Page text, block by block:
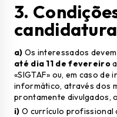
3.
a) Os interessados
até dia 11 de fevereiro
«SIGTAF» ou, em caso
informático, através dos
prontamente divulgados,
i) O currículo profissional